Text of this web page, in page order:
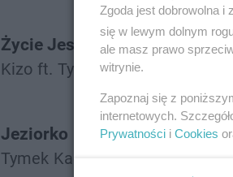
Życie Jest Piękne
Kizo ft. Tymek
Jeziorko
Tymek Kacperczyk
Zgoda jest dobrowolna
się w lewym dolnym
ale masz prawo
witrynie.
Zapoznaj się z
internetowych.
Prywatności i Cookies